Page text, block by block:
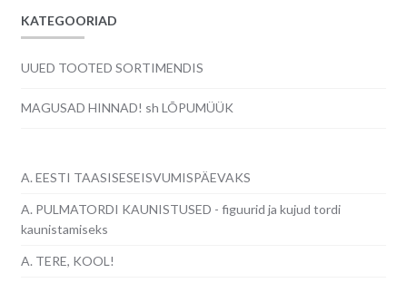
KATEGOORIAD
UUED TOOTED SORTIMENDIS
MAGUSAD HINNAD! sh LÕPUMÜÜK
A. EESTI TAASISESEISVUMISPÄEVAKS
A. PULMATORDI KAUNISTUSED - figuurid ja kujud tordi
kaunistamiseks
A. TERE, KOOL!